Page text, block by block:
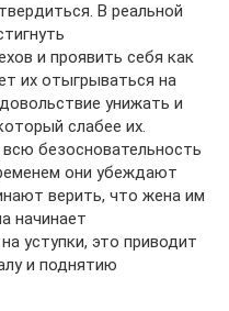
В реальной
и проявить себя как
их отыгрываться на
унижать и
слабее их.
безосновательность
они убеждают
верить, что жена им
начинает
уступки, это приводит
и поднятию